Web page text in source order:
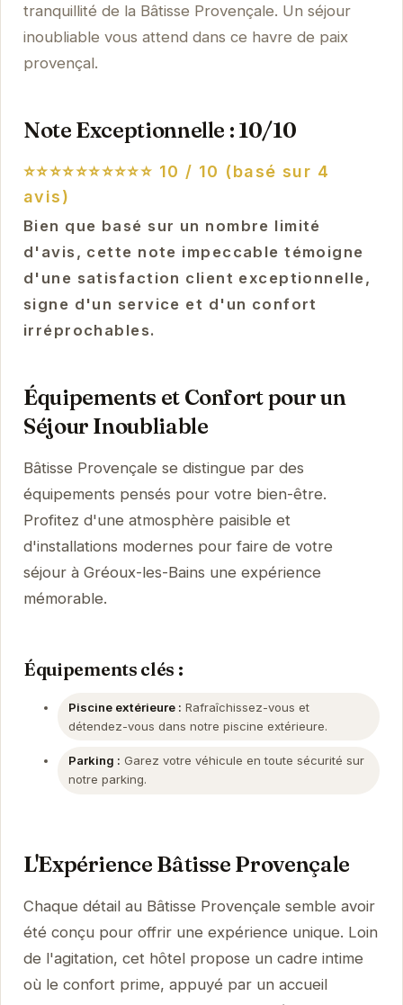
tranquillité de la Bâtisse Provençale. Un séjour
inoubliable vous attend dans ce havre de paix
provençal.
Note Exceptionnelle : 10/10
⭐⭐⭐⭐⭐⭐⭐⭐⭐⭐ 10 / 10 (basé sur 4
avis)
Bien que basé sur un nombre limité
d'avis, cette note impeccable témoigne
d'une satisfaction client exceptionnelle,
signe d'un service et d'un confort
irréprochables.
Équipements et Confort pour un
Séjour Inoubliable
Bâtisse Provençale se distingue par des
équipements pensés pour votre bien-être.
Profitez d'une atmosphère paisible et
d'installations modernes pour faire de votre
séjour à Gréoux-les-Bains une expérience
mémorable.
Équipements clés :
Piscine extérieure : Rafraîchissez-vous et
détendez-vous dans notre piscine extérieure.
Parking : Garez votre véhicule en toute sécurité sur
notre parking.
L'Expérience Bâtisse Provençale
Chaque détail au Bâtisse Provençale semble avoir
été conçu pour offrir une expérience unique. Loin
de l'agitation, cet hôtel propose un cadre intime
où le confort prime, appuyé par un accueil